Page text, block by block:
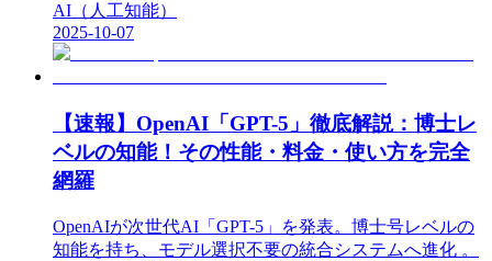
AI（人工知能）
2025-10-07
【速報】OpenAI「GPT-5」徹底解説：博士レ
ベルの知能！その性能・料金・使い方を完全
網羅
OpenAIが次世代AI「GPT-5」を発表。博士号レベルの
知能を持ち、モデル選択不要の統合システムへ進化 。